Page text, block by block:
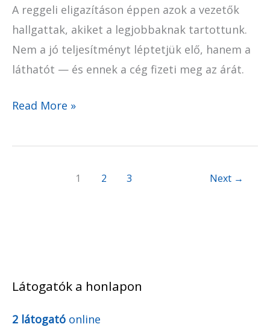
A reggeli eligazításon éppen azok a vezetők
hallgattak, akiket a legjobbaknak tartottunk.
Nem a jó teljesítményt léptetjük elő, hanem a
láthatót — és ennek a cég fizeti meg az árát.
így
van
Read More »
1 2 3 Next →
Látogatók a honlapon
2 látogató online
A